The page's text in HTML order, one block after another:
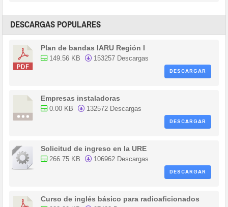
DESCARGAS POPULARES
Plan de bandas IARU Región I
149.56 KB
153257 Descargas
DESCARGAR
Empresas instaladoras
0.00 KB
132572 Descargas
DESCARGAR
Solicitud de ingreso en la URE
266.75 KB
106962 Descargas
DESCARGAR
Curso de inglés básico para radioaficionados